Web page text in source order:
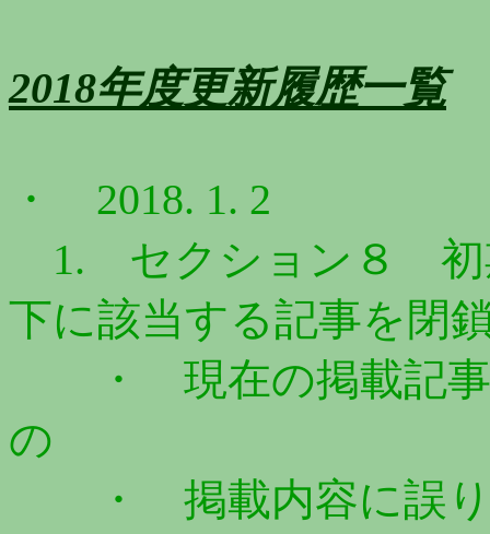
2018年度更新履歴一覧
・ 2018. 1. 2
1. セクション８ 初
下に該当する記事を閉
・ 現在の掲載記事
の
・ 掲載内容に誤り